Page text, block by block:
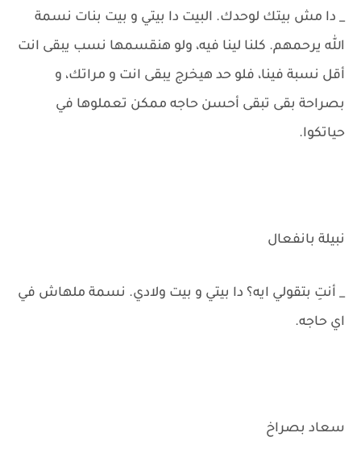
_ دا مش بيتك لوحدك. البيت دا بيتي و بيت بنات نسمة
الله يرحمهم. كلنا لينا فيه، ولو هنقسمها نسب يبقى انت
أقل نسبة فينا، فلو حد هيخرج يبقى انت و مراتك، و
بصراحة بقى تبقى أحسن حاجه ممكن تعملوها في
حياتكوا.
نبيلة بانفعال
_ أنتِ بتقولي ايه؟ دا بيتي و بيت ولادي. نسمة ملهاش في
اي حاجه.
سعاد بصراخ